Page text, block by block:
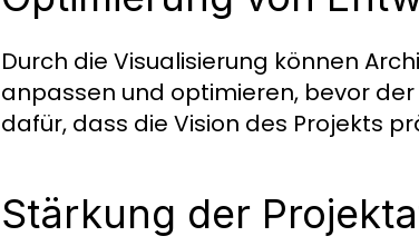
Durch die Visualisierung können
anpassen und optimieren, bevor
dafür, dass die Vision des Projekts
Stärkung der